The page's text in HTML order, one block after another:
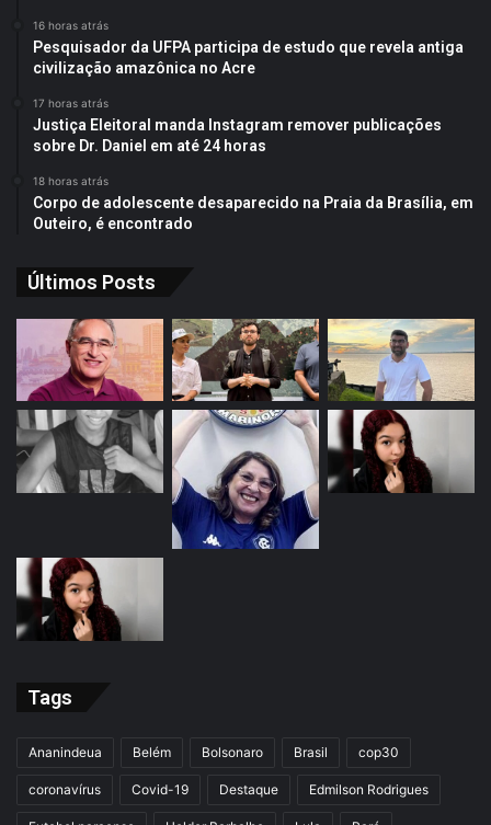
16 horas atrás
Pesquisador da UFPA participa de estudo que revela antiga
civilização amazônica no Acre
17 horas atrás
Justiça Eleitoral manda Instagram remover publicações
sobre Dr. Daniel em até 24 horas
18 horas atrás
Corpo de adolescente desaparecido na Praia da Brasília, em
Outeiro, é encontrado
Últimos Posts
Tags
Ananindeua Belém Bolsonaro Brasil cop30
coronavírus Covid-19 Destaque Edmilson Rodrigues